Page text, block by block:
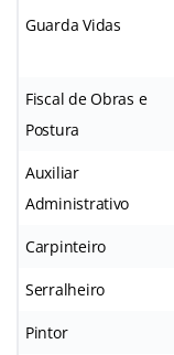
Guarda Vidas
Fiscal de Obras e
Postura
Auxiliar
Administrativo
Carpinteiro
Serralheiro
Pintor